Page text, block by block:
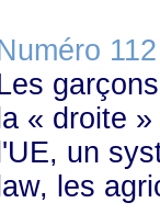
112
la « droite
l'UE, un
law, les